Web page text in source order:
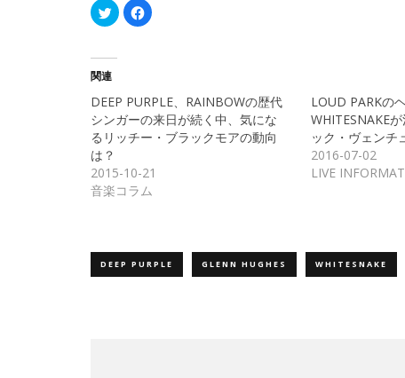
ク
リ
て
共
有
(新
し
い
ウ
ン
ド
ウ
で
Facebook
で
ク
リ
ッ
ク
し
だ
さ
い
(新
ン
ド
ウ
関連
DEEP PURPLE、RAINBOWの歴代
シンガーの来日が続く中、気にな
るリッチー・ブラックモアの動向
は？
2015-10-21
音楽コラム
LOUD PARKの
WHITESNAKE
ック・ヴェンチ
2016-07-02
LIVE
DEEP PURPLE GLENN HUGHES WHITESNAKE